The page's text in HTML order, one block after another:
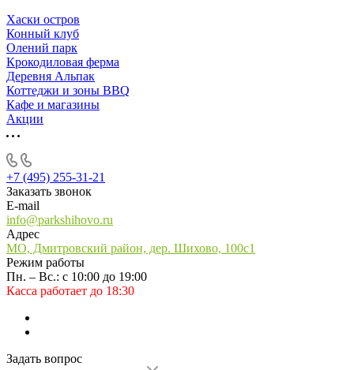
Хаски остров
Конный клуб
Олений парк
Крокодиловая ферма
Деревня Альпак
Коттеджи и зоны BBQ
Кафе и магазины
Акции
+7 (495) 255-31-21
Заказать звонок
E-mail
info@parkshihovo.ru
Адрес
МО, Дмитровский район, дер. Шихово, 100с1
Режим работы
Пн. – Вс.: с 10:00 до 19:00
Касса работает до 18:30
Задать вопрос